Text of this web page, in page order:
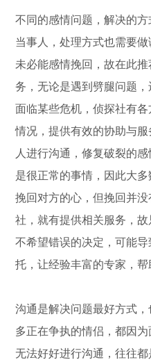
不同的感情问题，解决的
当事人，处理方式也需要
未必能感情挽回，故在此
务，无论是遇到劈腿问题
面临某些危机，侦探社有
情况，提供有效的协助与
人进行沟通，修复破裂的
是很正常的事情，因此大
挽回对方的心，但挽回并
社，就有提供相关服务，故
不希望错误的决定，可能
托，让经验丰富的专家，帮
沟通是解决问题最好方式
多正在争执的情侣，都因
无法好好进行沟通，往往